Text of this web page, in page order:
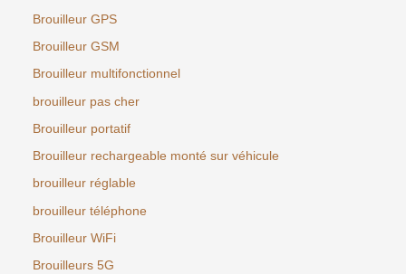
Brouilleur GPS
Brouilleur GSM
Brouilleur multifonctionnel
brouilleur pas cher
Brouilleur portatif
Brouilleur rechargeable monté sur véhicule
brouilleur réglable
brouilleur téléphone
Brouilleur WiFi
Brouilleurs 5G